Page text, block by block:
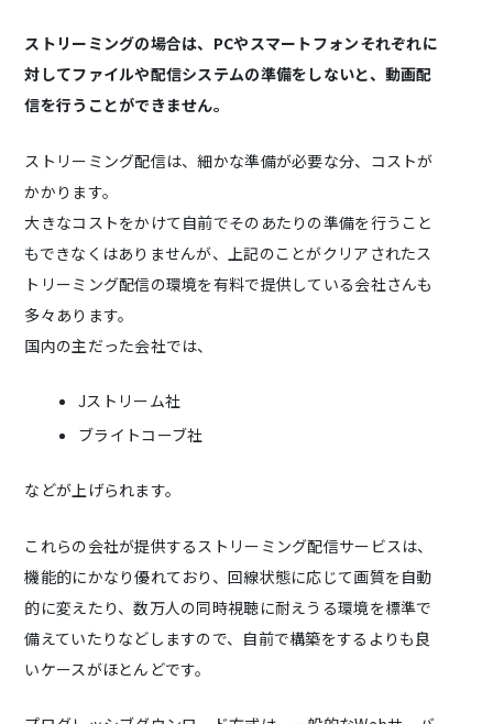
ストリーミングの場合は、PCやスマートフォンそれぞれに
対してファイルや配信システムの準備をしないと、動画配
信を行うことができません。
ストリーミング配信は、細かな準備が必要な分、コストが
かかります。
大きなコストをかけて自前でそのあたりの準備を行うこと
もできなくはありませんが、上記のことがクリアされたス
トリーミング配信の環境を有料で提供している会社さんも
多々あります。
国内の主だった会社では、
Jストリーム社
ブライトコーブ社
などが上げられます。
これらの会社が提供するストリーミング配信サービスは、
機能的にかなり優れており、回線状態に応じて画質を自動
的に変えたり、数万人の同時視聴に耐えうる環境を標準で
備えていたりなどしますので、自前で構築をするよりも良
いケースがほとんどです。